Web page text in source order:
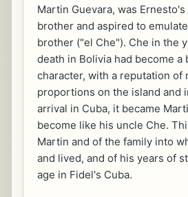
Martin Guevara, was
brother and aspired to
brother ("el Che"). Che in the
death in Bolivia had become
character, with a reputation of
proportions on the island and
arrival in Cuba, it became
become like his uncle Che.
Martin and of the family into
and lived, and of his years of
age in Fidel's Cuba.